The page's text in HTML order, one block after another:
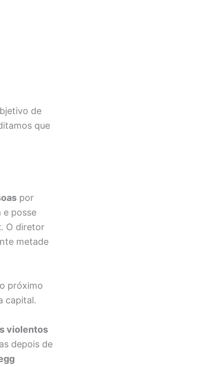
de
que
por
e posse
. O diretor
metade
próximo
capital.
violentos
depois de